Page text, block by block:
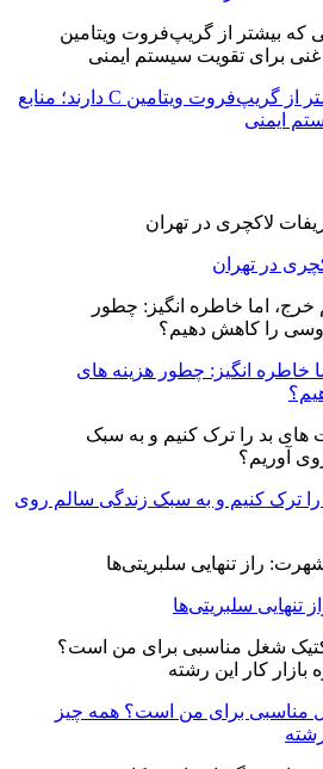
۷ ماده غذایی که بیشتر از گریپ‌فروت ویتامین C دارند؛ منابع
ایمنی
در تهران
انگیز: چطور هزینه های
ترک کنیم و به سبک زندگی سالم روی
سلبریتی‌ها
مناسبی برای من است؟ همه چیز
رشته